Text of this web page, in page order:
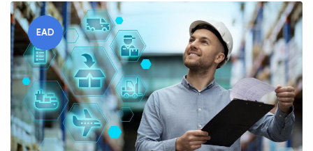
EAD